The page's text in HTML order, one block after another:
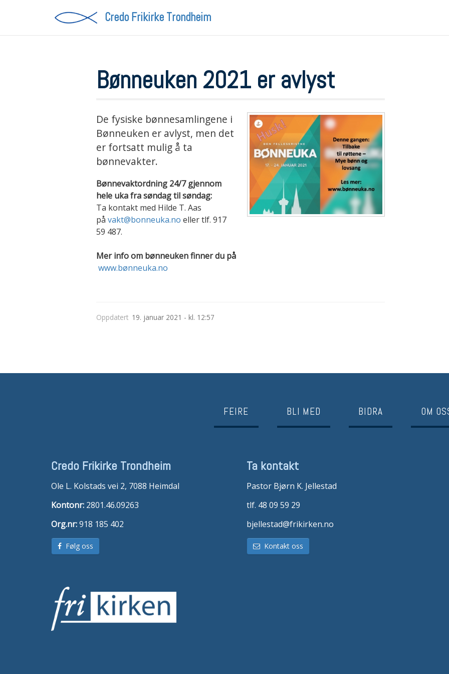
Credo Frikirke Trondheim
Bønneuken 2021 er avlyst
De fysiske bønnesamlingene i
Bønneuken er avlyst, men det
er fortsatt mulig å ta
bønnevakter.
Bønnevaktordning 24/7 gjennom
hele uka fra søndag til søndag:
Ta kontakt med Hilde T. Aas
på vakt@bonneuka.no eller tlf. 917
59 487.
Mer info om bønneuken finner du på
www.bønneuka.no
Oppdatert 19. januar 2021 - kl. 12:57
FEIRE BLI MED BIDRA OM
Credo Frikirke Trondheim
Ole L. Kolstads vei 2, 7088 Heimdal
Kontonr: 2801.46.09263
Org.nr:918 185 402
Følg oss
Ta kontakt
Pastor Bjørn K. Jellestad
tlf. 48 09 59 29
bjellestad@frikirken.no
Kontakt oss